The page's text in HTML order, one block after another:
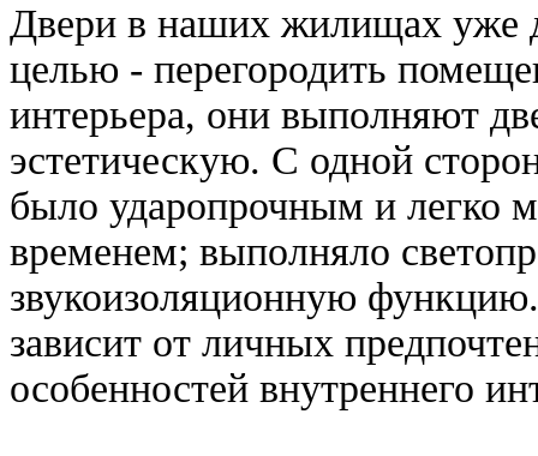
Двери в наших жилищах уже
целью - перегородить
интерьера, они выполняют
эстетическую. С одной
было ударопрочным и легко
временем; выполняло
звукоизоляционную
зависит от личных
особенностей внутреннего